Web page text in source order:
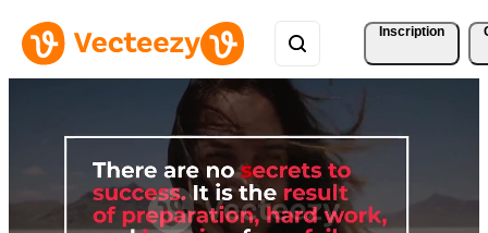
Inscription